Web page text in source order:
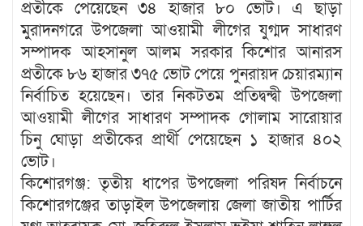
প্রতীকে পেয়েছেন ৩৪ হাজার ৮০ ভোট। এ ছাড়া
মুরাদনগরে উপজেলা আওয়ামী লীগের যুগ্মদ সাধারণ
সম্পাদক আহসানুল আলম সরকার কিশোর আনারস
প্রতীকে ৮৬ হাজার ৩৭৫ ভোট পেয়ে পুনরায়দ চেয়ারম্যান
নির্বাচিত হয়েছেন। তার নিকটতম প্রতিদ্বন্দ্বী উপজেলা
আওয়ামী লীগের সাধারণ সম্পাদক গোলাম সারোয়ার
চিনু ঘোড়া প্রতীকের প্রার্থী পেয়েছেন ১ হাজার ৪০২
ভোট।
কিশোরগঞ্জ: তৃতীয় ধাপের উপজেলা পরিষদ নির্বাচনে
কিশোরগঞ্জের তাড়াইল উপজেলায় জেলা জাতীয় পার্টির